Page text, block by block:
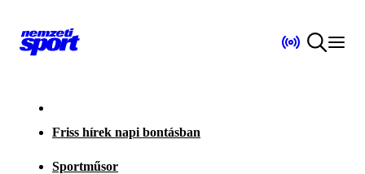
Friss hírek napi bontásban
Sportműsor